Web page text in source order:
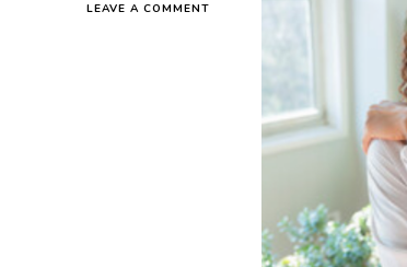
LEAVE A COMMENT
CORAZÓN